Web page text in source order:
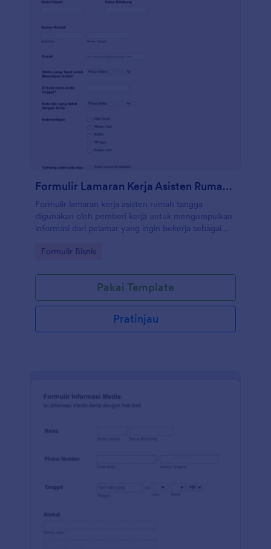
Formulir Lamaran Kerja Asisten Rumah Tangga
Formulir lamaran kerja asisten rumah tangga
digunakan oleh pemberi kerja untuk mengumpulkan
informasi dari pelamar yang ingin bekerja sebagai
Go to Category:
Formulir Bisnis
Pakai Template
Pratinjau